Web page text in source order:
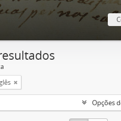
Opções